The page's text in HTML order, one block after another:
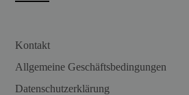
Kontakt
Allgemeine Geschäftsbedingungen
Datenschutzerklärung